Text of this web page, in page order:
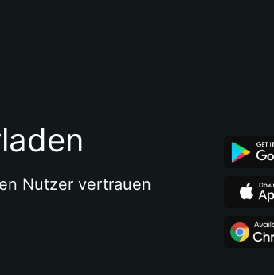
Nutzer vertrauen